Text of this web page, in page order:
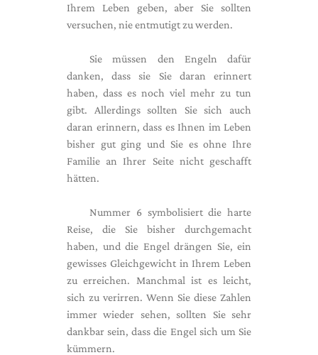
Ihrem Leben geben, aber Sie sollten
versuchen, nie entmutigt zu werden.
Sie müssen den Engeln dafür
danken, dass sie Sie daran erinnert
haben, dass es noch viel mehr zu tun
gibt. Allerdings sollten Sie sich auch
daran erinnern, dass es Ihnen im Leben
bisher gut ging und Sie es ohne Ihre
Familie an Ihrer Seite nicht geschafft
hätten.
Nummer 6 symbolisiert die harte
Reise, die Sie bisher durchgemacht
haben, und die Engel drängen Sie, ein
gewisses Gleichgewicht in Ihrem Leben
zu erreichen. Manchmal ist es leicht,
sich zu verirren. Wenn Sie diese Zahlen
immer wieder sehen, sollten Sie sehr
dankbar sein, dass die Engel sich um Sie
kümmern.